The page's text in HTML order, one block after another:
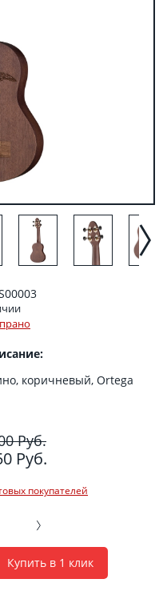
коричневый, Ortega
Руб.
Руб.
покупателей
Купить в 1 клик